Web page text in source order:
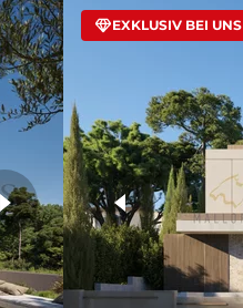
EXKLUSIV BEI UNS